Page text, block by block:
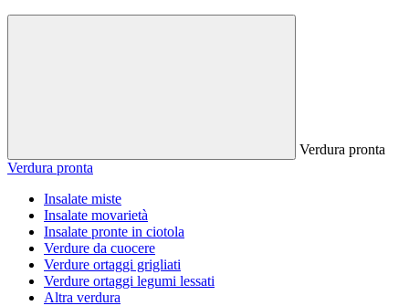
Verdura pronta
Verdura pronta
Insalate miste
Insalate movarietà
Insalate pronte in ciotola
Verdure da cuocere
Verdure ortaggi grigliati
Verdure ortaggi legumi lessati
Altra verdura